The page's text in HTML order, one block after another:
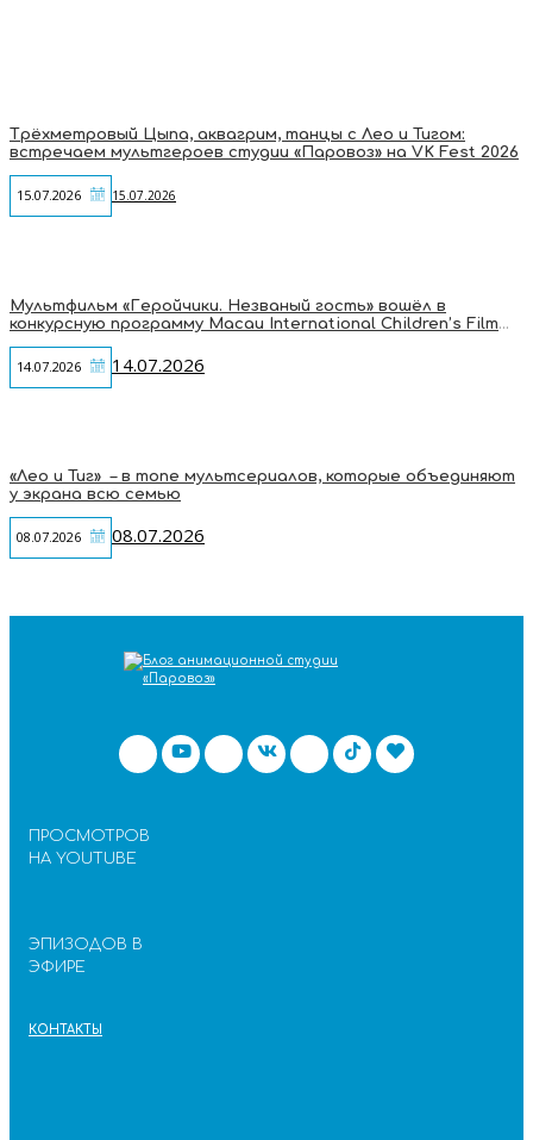
Трёхметровый Цыпа, аквагрим, танцы с Лео и Тигом:
встречаем мультгероев студии «Паровоз» на VK Fest 2026
15.07.2026 15.07.2026
Мультфильм «Геройчики. Незваный гость» вошёл в
конкурсную программу Macau International Children’s Film
14.07.2026 14.07.2026
«Лео и Тиг» – в топе мультсериалов, которые объединяют
у экрана всю семью
08.07.2026 08.07.2026
ПРОСМОТРОВ
НА YOUTUBE
ЭПИЗОДОВ В
ЭФИРЕ
КОНТАКТЫ